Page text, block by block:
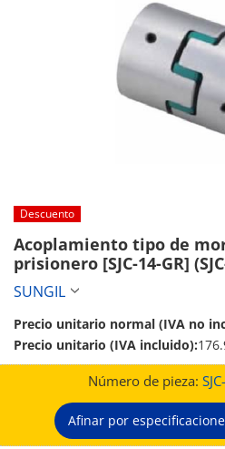
Descuento
Acoplamiento tipo de
prisionero [SJC-14-GR]
SUNGIL
Precio unitario normal (IVA no
Precio unitario (IVA incluido):
Número de pieza:
Afinar por